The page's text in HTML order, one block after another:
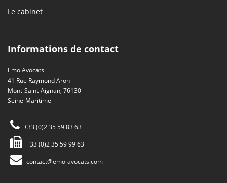
Le cabinet
Informations de contact
Emo Avocats
41 Rue Raymond Aron
Mont-Saint-Aignan, 76130
Seine-Maritime
+33 (0)2 35 59 83 63
+33 (0)2 35 59 99 63
contact@emo-avocats.com